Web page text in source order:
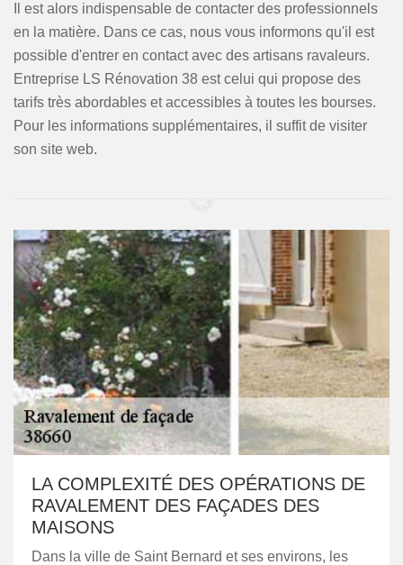
Il est alors indispensable de contacter des professionnels
en la matière. Dans ce cas, nous vous informons qu'il est
possible d'entrer en contact avec des artisans ravaleurs.
Entreprise LS Rénovation 38 est celui qui propose des
tarifs très abordables et accessibles à toutes les bourses.
Pour les informations supplémentaires, il suffit de visiter
son site web.
LA COMPLEXITÉ DES OPÉRATIONS DE
RAVALEMENT DES FAÇADES DES
MAISONS
Dans la ville de Saint Bernard et ses environs, les